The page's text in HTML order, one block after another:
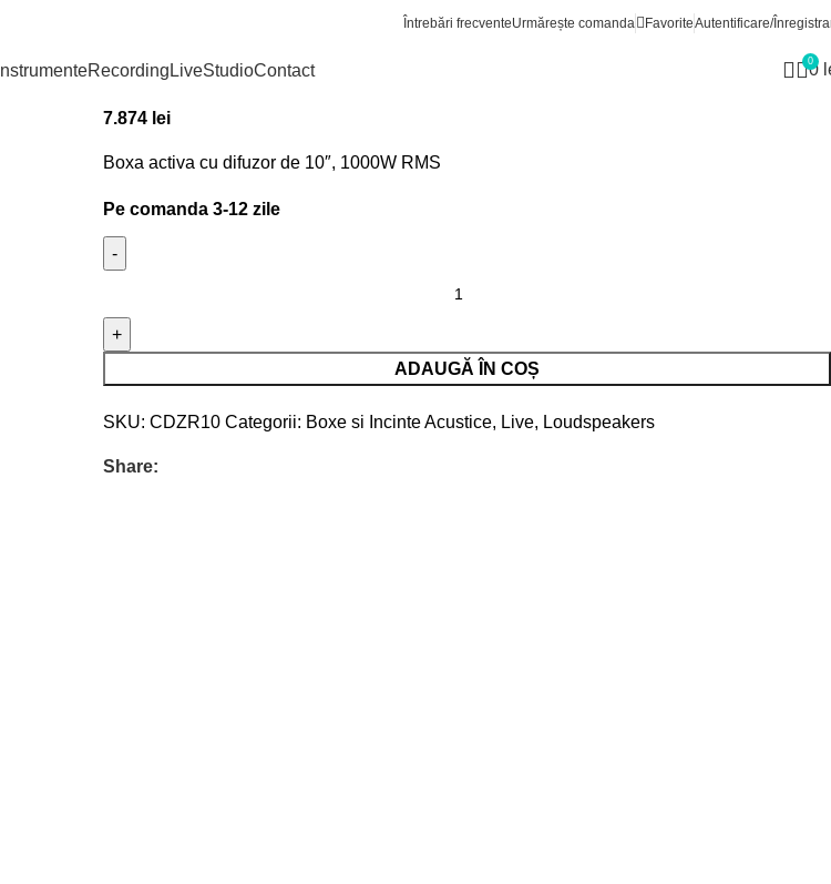
Întrebări frecventeUrmărește comanda FavoriteAutentificare/
InstrumenteRecording LiveStudioContact 00
Boxe si Incinte Acustice Loudspeakers Yamaha DZR10 Înapoi la produse
Yamaha DZR10
7.874 lei
Boxa activa cu difuzor de 10″, 1000W RMS
Pe comanda 3-12 zile
ADAUGĂ ÎN COȘ
SKU: CDZR10 Categorii: Boxe si Incinte Acustice, Live, Loudspeakers
Share: